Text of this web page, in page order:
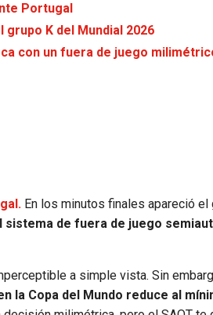
Portugal
K del Mundial 2026
con un fuera de juego
En los minutos finales apareció el
de fuera de juego
a simple vista. Sin
la Copa del Mundo reduce al